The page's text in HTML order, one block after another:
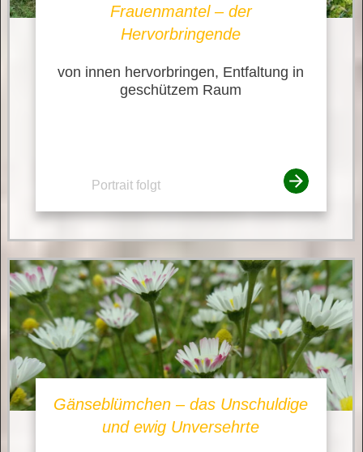
Frauenmantel – der
Hervorbringende
von innen hervorbringen, Entfaltung in
geschützem Raum
Portrait folgt
Gänseblümchen – das Unschuldige
und ewig Unversehrte